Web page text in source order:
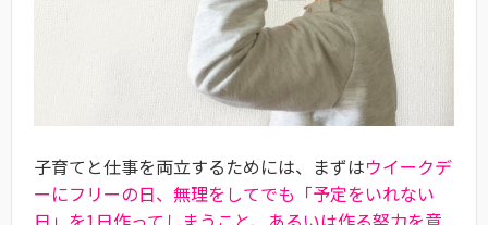
子育てと仕事を両立するためには、まずはウイークデ
ーにフリーの日、無理をしてでも「予定をいれない